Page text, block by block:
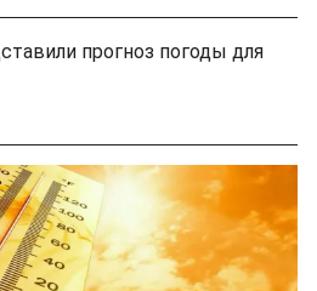
прогноз погоды для